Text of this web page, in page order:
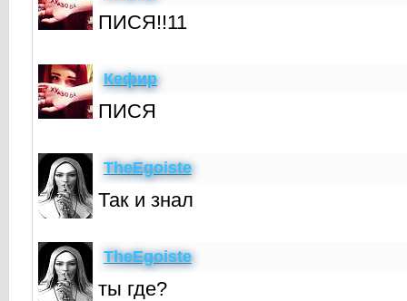
ПИСЯ!!11
Кефир
ПИСЯ
TheEgoiste
Так и знал
TheEgoiste
ты где?